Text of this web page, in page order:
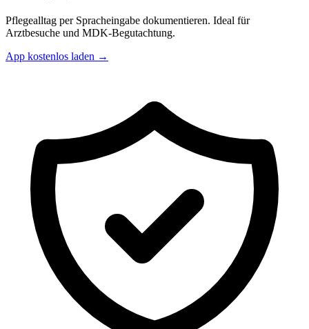
Pflegealltag per Spracheingabe dokumentieren. Ideal für
Arztbesuche und MDK-Begutachtung.
App kostenlos laden →